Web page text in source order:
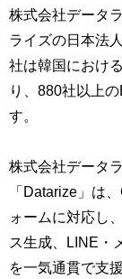
株式会社データ
ライズの日本法
社は韓国におけ
り、880社以上
す。
株式会社データ
「Datarize」は
ォームに対応し
ス生成、LINE・
を一気通貫で支